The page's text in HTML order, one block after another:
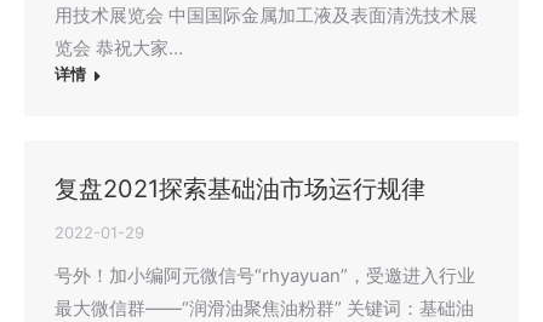
用技术展览会 中国国际金属加工液及表面清洗技术展
览会 恭祝大家…
详情
复盘2021探索基础油市场运行规律
2022-01-29
号外！加小编阿元微信号“rhyayuan”，受邀进入行业
最大微信群——“润滑油聚焦油粉群” 关键词：基础油